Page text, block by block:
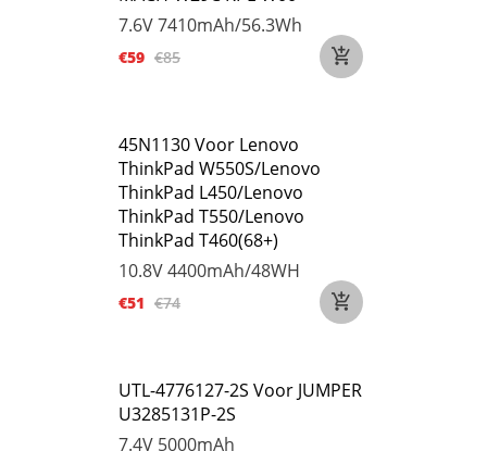
7.6V7410mAh/56.3Wh
€59 €85
45N1130 Voor Lenovo
ThinkPad W550S/Lenovo
ThinkPad L450/Lenovo
ThinkPad T550/Lenovo
ThinkPad T460(68+)
10.8V4400mAh/48WH
€51 €74
UTL-4776127-2S Voor JUMPER
U3285131P-2S
7.4V 5000mAh